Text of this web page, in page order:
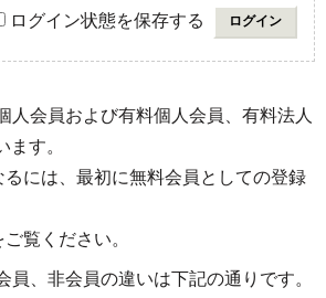
ログイン状態を保存する
人会員および有料個人会員、有料法人
ます。
るには、最初に無料会員としての登録
ご覧ください。
員、非会員の違いは下記の通りです。